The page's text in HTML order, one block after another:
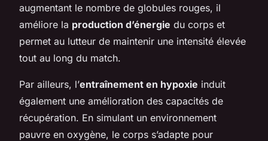
augmentant le nombre de globules rouges, il
améliore la production d’énergie du corps et
permet au lutteur de maintenir une intensité élevée
tout au long du match.
Par ailleurs, l’entraînement en hypoxie induit
également une amélioration des capacités de
récupération. En simulant un environnement
pauvre en oxygène, le corps s’adapte pour